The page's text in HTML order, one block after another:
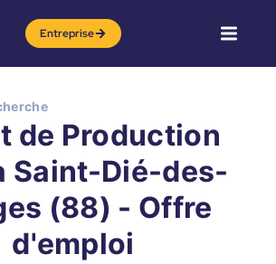
Entreprise
de Production
Saint-Dié-des-
(88) - Offre
d'emploi